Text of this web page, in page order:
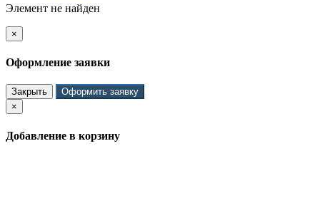
Элемент не найден
×
Оформление заявки
Закрыть
Оформить заявку
×
Добавление в корзину